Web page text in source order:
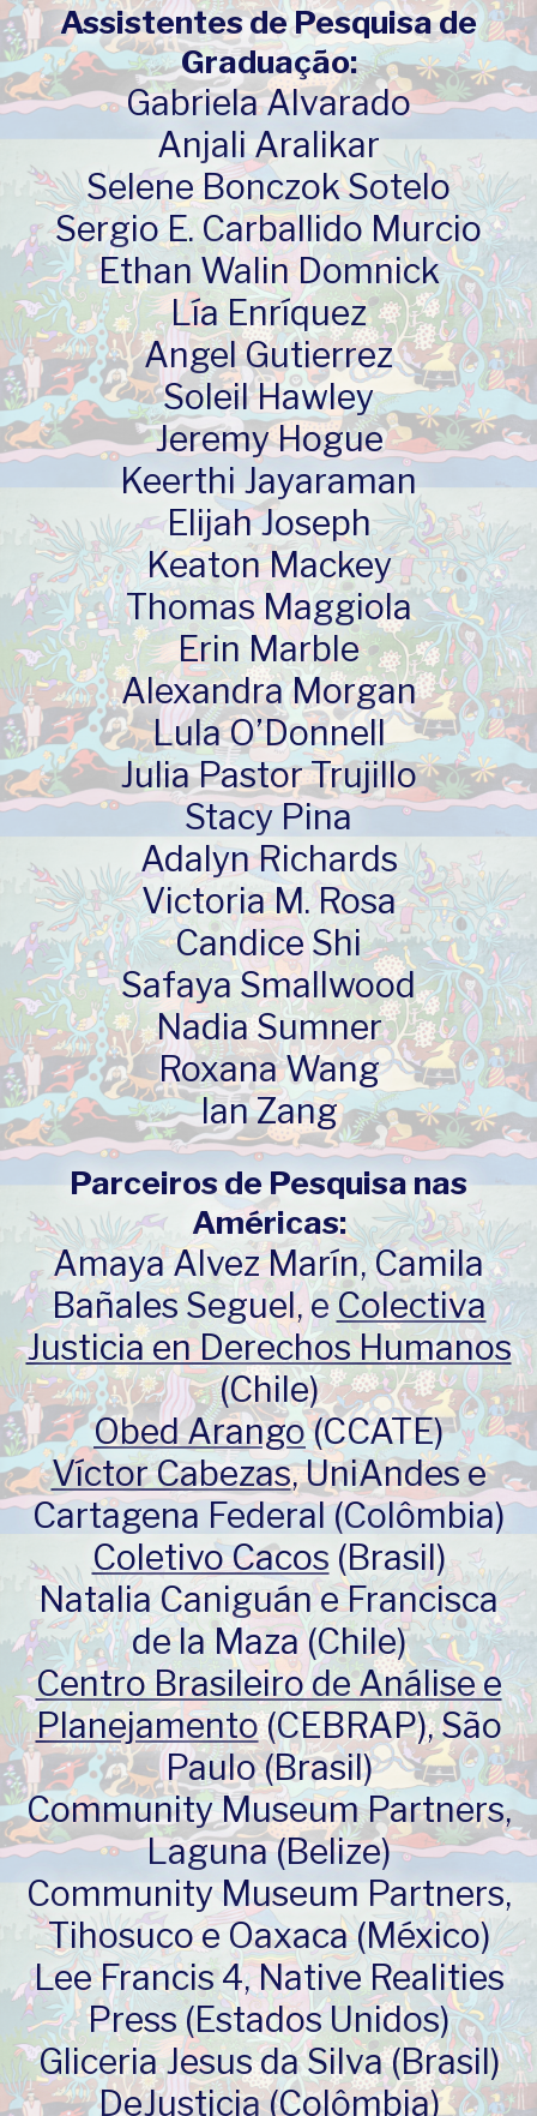
Assistentes de Pesquisa de
Graduação:
Gabriela Alvarado
Anjali Aralikar
Selene Bonczok Sotelo
Sergio E. Carballido Murcio
Ethan Walin Domnick
Lía Enríquez
Angel Gutierrez
Soleil Hawley
Jeremy Hogue
Keerthi Jayaraman
Elijah Joseph
Keaton Mackey
Thomas Maggiola
Erin Marble
Alexandra Morgan
Lula O’Donnell
Julia Pastor Trujillo
Stacy Pina
Adalyn Richards
Victoria M. Rosa
Candice Shi
Safaya Smallwood
Nadia Sumner
Roxana Wang
Ian Zang
Parceiros de Pesquisa nas
Américas:
Amaya Alvez Marín, Camila
Bañales Seguel, eColectiva
Justicia en Derechos Humanos
(Chile)
Obed Arango(CCATE)
Víctor Cabezas, UniAndes e
Cartagena Federal (Colômbia)
Coletivo Cacos (Brasil)
Natalia Caniguán e Francisca
de la Maza (Chile)
Centro Brasileiro de Análise e
Planejamento(CEBRAP), São
Paulo (Brasil)
Community Museum Partners,
Laguna (Belize)
Community Museum Partners,
Tihosuco e Oaxaca (México)
Lee Francis 4, Native Realities
Press (Estados Unidos)
Gliceria Jesus da Silva (Brasil)
DeJusticia(Colômbia)